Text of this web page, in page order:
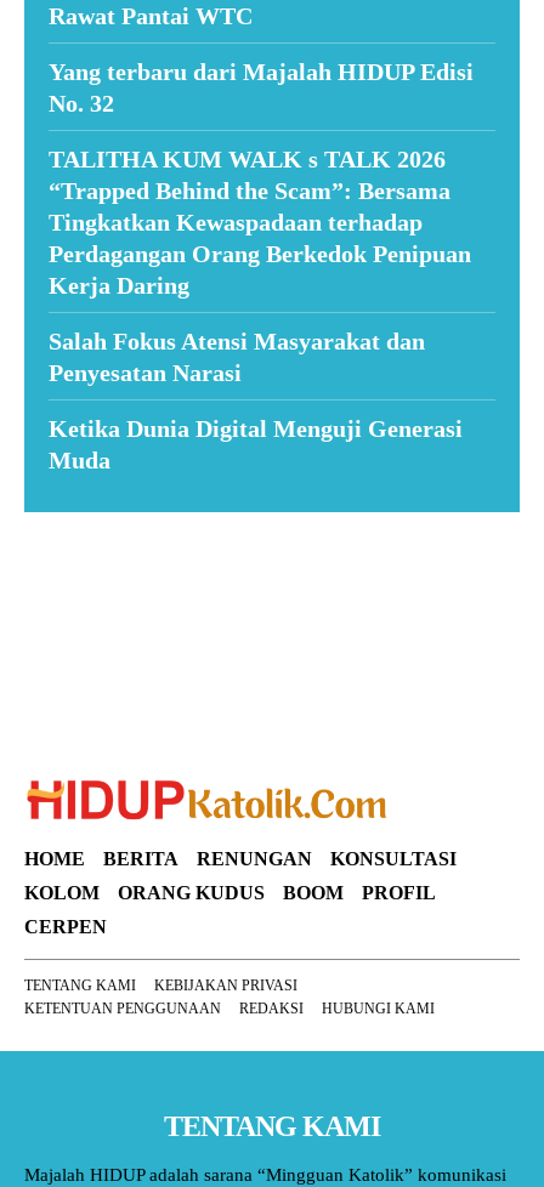
Rawat Pantai WTC
Yang terbaru dari Majalah HIDUP Edisi
No. 32
TALITHA KUM WALK s TALK 2026
“Trapped Behind the Scam”: Bersama
Tingkatkan Kewaspadaan terhadap
Perdagangan Orang Berkedok Penipuan
Kerja Daring
Salah Fokus Atensi Masyarakat dan
Penyesatan Narasi
Ketika Dunia Digital Menguji Generasi
Muda
HOME BERITA RENUNGAN
KONSULTASI
KOLOM
ORANG KUDUS BOOM
PROFIL
CERPEN
TENTANG KAMI
KEBIJAKAN PRIVASI
KETENTUAN PENGGUNAAN
REDAKSI HUBUNGI KAMI
TENTANG KAMI
Majalah HIDUP adalah sarana “Mingguan Katolik” komunikasi